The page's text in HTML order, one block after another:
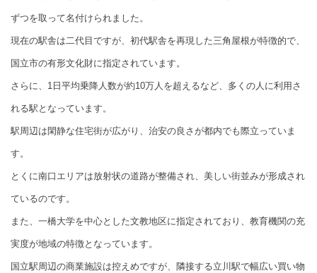
ずつを取って名付けられました。
現在の駅舎は二代目ですが、初代駅舎を再現した三角屋根が特徴的で、
国立市の有形文化財に指定されています。
さらに、1日平均乗降人数が約10万人を超えるなど、多くの人に利用さ
れる駅となっています。
駅周辺は閑静な住宅街が広がり、治安の良さが都内でも際立っていま
す。
とくに南口エリアは放射状の道路が整備され、美しい街並みが形成され
ているのです。
また、一橋大学を中心とした文教地区に指定されており、教育機関の充
実度が地域の特徴となっています。
国立駅周辺の商業施設は控えめですが、隣接する立川駅で幅広い買い物